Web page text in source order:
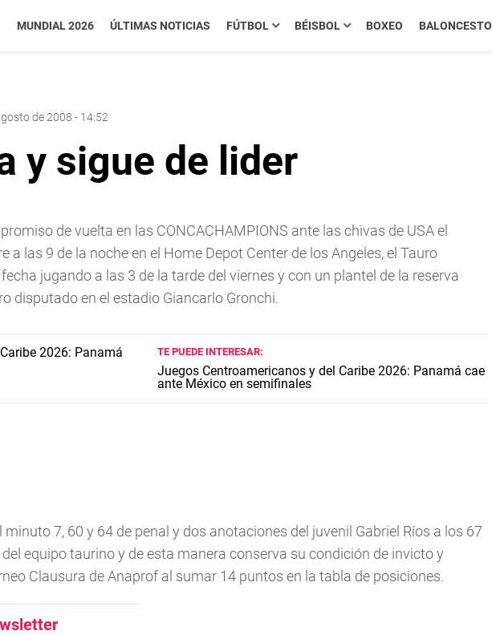
MUNDIAL 2026 ÚLTIMAS NOTICIAS FÚTBOL BÉISBOL BOXEO BALONCESTO
de 2008 - 14:52
y sigue de lider
de vuelta en las CONCACHAMPIONS ante las chivas de USA el
a las 9 de la noche en el Home Depot Center de los Angeles, el Tauro
jugando a las 3 de la tarde del viernes y con un plantel de la reserva
disputado en el estadio Giancarlo Gronchi.
TE PUEDE INTERESAR:
Juegos Centroamericanos y del Caribe 2026: Panamá cae
ante México en semifinales
7, 60 y 64 de penal y dos anotaciones del juvenil Gabriel Ríos a los 67
equipo taurino y de esta manera conserva su condición de invicto y
Clausura de Anaprof al sumar 14 puntos en la tabla de posiciones.